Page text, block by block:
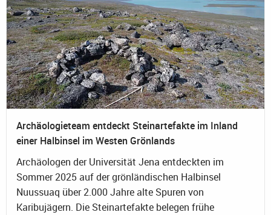
Archäologieteam entdeckt Steinartefakte im Inland
einer Halbinsel im Westen Grönlands
Archäologen der Universität Jena entdeckten im
Sommer 2025 auf der grönländischen Halbinsel
Nuussuaq über 2.000 Jahre alte Spuren von
Karibujägern. Die Steinartefakte belegen frühe